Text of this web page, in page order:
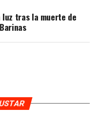
tras la muerte de